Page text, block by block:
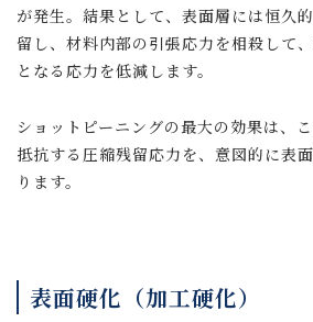
が発生。結果として、表面層には恒久
留し、材料内部の引張応力を相殺して
となる応力を低減します。
ショットピーニングの最大の効果は、
抵抗する圧縮残留応力を、意図的に表
ります。
表面硬化（加工硬化）